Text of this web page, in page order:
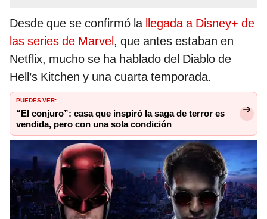
Desde que se confirmó la llegada a Disney+ de
las series de Marvel, que antes estaban en
Netflix, mucho se ha hablado del Diablo de
Hell’s Kitchen y una cuarta temporada.
PUEDES VER:
“El conjuro”: casa que inspiró la saga de terror es
vendida, pero con una sola condición